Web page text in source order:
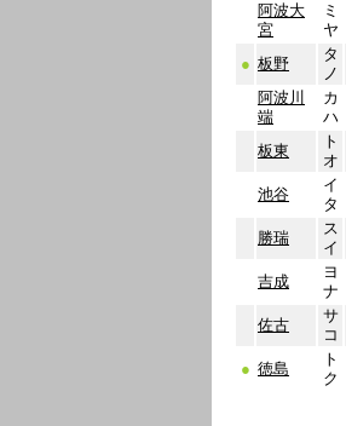
阿波大
宮
ミ
ヤ
● 板野
タ
ノ
阿波川
端
カ
ハ
板東
ト
オ
池谷
イ
タ
勝瑞
ス
イ
吉成
ヨ
ナ
佐古
サ
コ
● 徳島
ト
ク